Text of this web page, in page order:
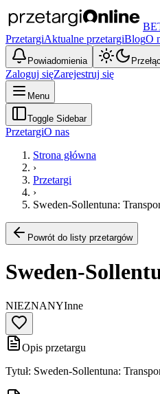
PrzetargiAktualne przetargiBlogO
Powiadomienia
Zaloguj sięZarejestruj się
Menu
Toggle Sidebar
PrzetargiO nas
Strona główna
›
Przetargi
›
Sweden-Sollentuna:
Powrót do listy przetargów
Sweden-
NIEZNANYInne
Opis przetargu
Tytuł: Sweden-Sollentuna: